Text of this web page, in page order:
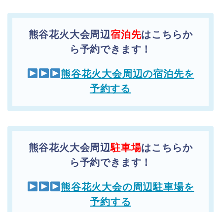
熊谷花火大会周辺宿泊先はこちらか
ら予約できます！
熊谷花火大会周辺の宿泊先を
予約する
熊谷花火大会周辺駐車場はこちらか
ら予約できます！
熊谷花火大会の周辺駐車場を
予約する